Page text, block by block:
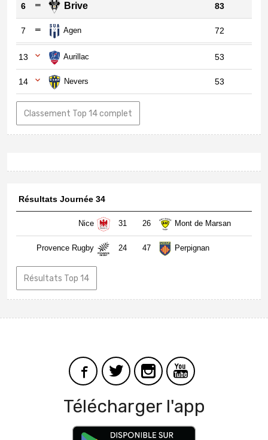
6 Brive 83
7 Agen 72
13 Aurillac 53
14 Nevers 53
Classement Top 14 complet
Résultats Journée 34
Nice 31 26 Mont de Marsan
Provence Rugby 24 47 Perpignan
Résultats Top 14
Télécharger l'app